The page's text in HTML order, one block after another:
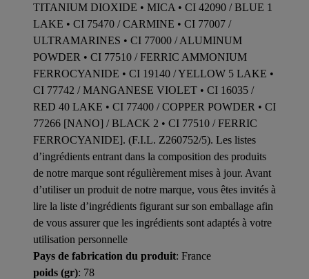
TITANIUM DIOXIDE • MICA • CI 42090 / BLUE 1
LAKE • CI 75470 / CARMINE • CI 77007 /
ULTRAMARINES • CI 77000 / ALUMINUM
POWDER • CI 77510 / FERRIC AMMONIUM
FERROCYANIDE • CI 19140 / YELLOW 5 LAKE •
CI 77742 / MANGANESE VIOLET • CI 16035 /
RED 40 LAKE • CI 77400 / COPPER POWDER • CI
77266 [NANO] / BLACK 2 • CI 77510 / FERRIC
FERROCYANIDE]. (F.I.L. Z260752/5). Les listes
d’ingrédients entrant dans la composition des produits
de notre marque sont régulièrement mises à jour. Avant
d’utiliser un produit de notre marque, vous êtes invités à
lire la liste d’ingrédients figurant sur son emballage afin
de vous assurer que les ingrédients sont adaptés à votre
utilisation personnelle
Pays de fabrication du produit: France
poids (gr): 78